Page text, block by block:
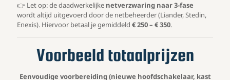
👉 Let op: de daadwerkelijke netverzwaring naar 3-fase
wordt altijd uitgevoerd door de netbeheerder (Liander, Stedin,
Enexis). Hiervoor betaal je gemiddeld € 250 – € 350.
Voorbeeld totaalprijzen
Eenvoudige voorbereiding (nieuwe hoofdschakelaar, kast